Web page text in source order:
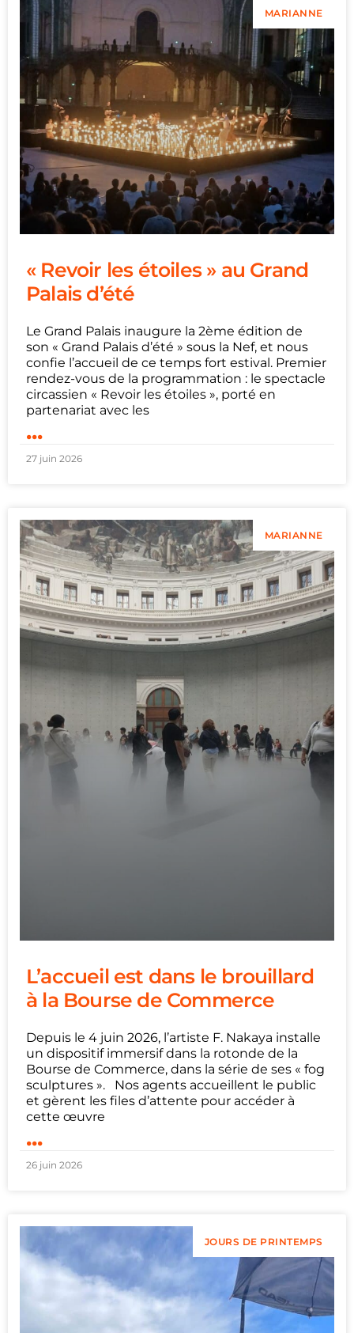
MARIANNE
« Revoir les étoiles » au Grand
Palais d’été
Le Grand Palais inaugure la 2ème édition de
son « Grand Palais d’été » sous la Nef, et nous
confie l’accueil de ce temps fort estival. Premier
rendez-vous de la programmation : le spectacle
circassien « Revoir les étoiles », porté en
partenariat avec les
...
27 juin 2026
MARIANNE
L’accueil est dans le brouillard
à la Bourse de Commerce
Depuis le 4 juin 2026, l’artiste F. Nakaya installe
un dispositif immersif dans la rotonde de la
Bourse de Commerce, dans la série de ses « fog
sculptures ». Nos agents accueillent le public
et gèrent les files d’attente pour accéder à
cette œuvre
...
26 juin 2026
JOURS DE PRINTEMPS